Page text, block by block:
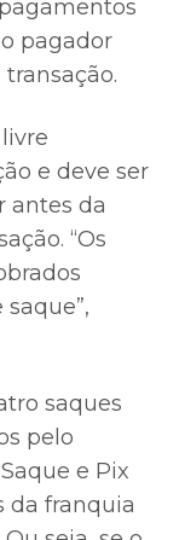
pagador
e deve ser
antes da
“Os
saques
pelo
e Pix
da franquia